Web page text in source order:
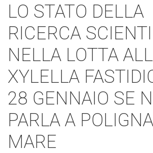
LO STATO DELLA
RICERCA
NELLA LOTTA
XYLELLA
28 GENNAIO SE
PARLA A
MARE